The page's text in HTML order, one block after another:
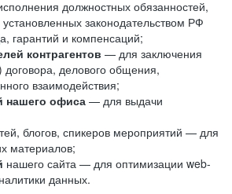
должностных обязанностей,
законодательством РФ
гарантий и компенсаций;
контрагентов — для заключения
договора, делового общения,
взаимодействия;
нашего офиса — для выдачи
блогов, спикеров мероприятий — для
материалов;
нашего сайта — для оптимизации web-
данных.